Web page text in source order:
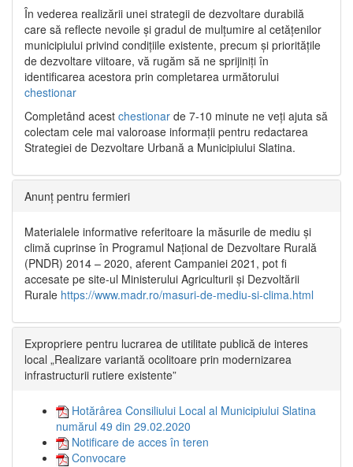
În vederea realizării unei strategii de dezvoltare durabilă
care să reflecte nevoile și gradul de mulțumire al cetățenilor
municipiului privind condițiile existente, precum și prioritățile
de dezvoltare viitoare, vă rugăm să ne sprijiniți în
identificarea acestora prin completarea următorului
chestionar
Completând acest chestionar de 7-10 minute ne veți ajuta să
colectam cele mai valoroase informații pentru redactarea
Strategiei de Dezvoltare Urbană a Municipiului Slatina.
Anunț pentru fermieri
Materialele informative referitoare la măsurile de mediu și
climă cuprinse în Programul Național de Dezvoltare Rurală
(PNDR) 2014 – 2020, aferent Campaniei 2021, pot fi
accesate pe site-ul Ministerului Agriculturii și Dezvoltării
Rurale https://www.madr.ro/masuri-de-mediu-si-clima.html
Expropriere pentru lucrarea de utilitate publică de interes
local „Realizare variantă ocolitoare prin modernizarea
infrastructurii rutiere existente”
Hotărârea Consiliului Local al Municipiului Slatina
numărul 49 din 29.02.2020
Notificare de acces în teren
Convocare